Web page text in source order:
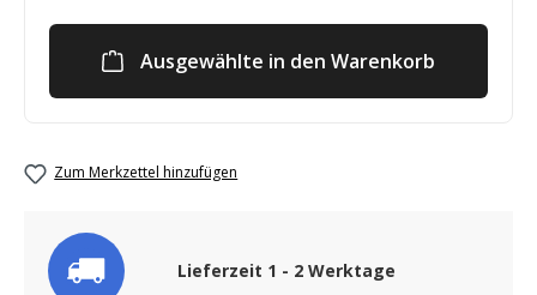
Ausgewählte in den Warenkorb
Zum Merkzettel hinzufügen
Lieferzeit 1 - 2 Werktage